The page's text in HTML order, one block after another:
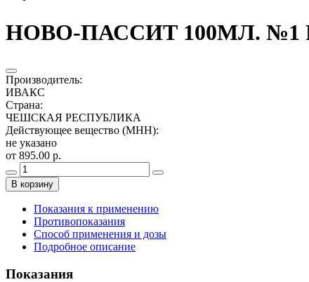
НОВО-ПАССИТ 100МЛ.
Производитель:
ИВАКС
Страна:
ЧЕШСКАЯ РЕСПУБЛИКА
Действующее вещество (МНН):
не указано
от 895.00 р.
В корзину
Показания к применению
Противопоказания
Способ применения и дозы
Подробное описание
Показания